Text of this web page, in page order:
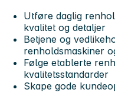
Utføre daglig
kvalitet og detaljer
Betjene og
renholdsmaskiner
Følge etablerte
kvalitetsstandarder
Skape gode